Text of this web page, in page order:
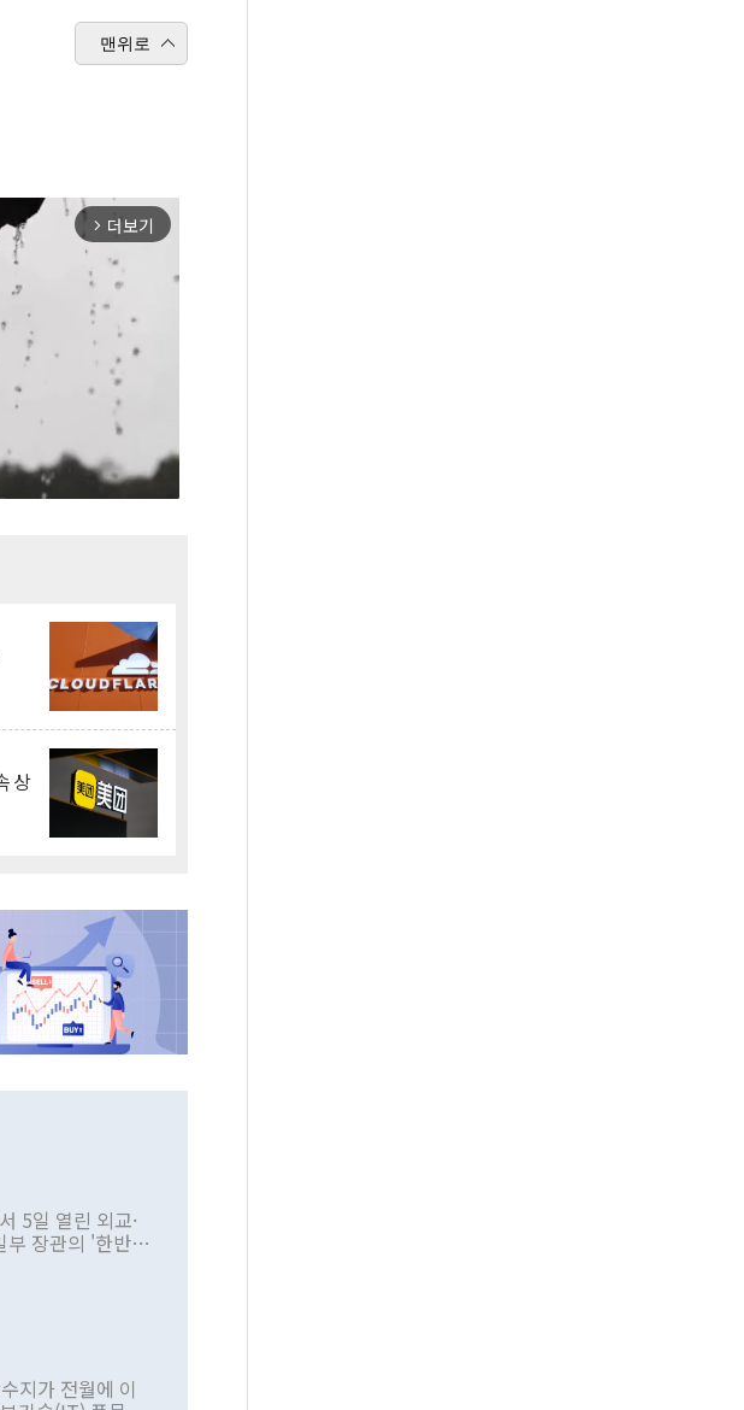
맨위로
arrow_forward_ios 더보기
상
5일 열린 외교·
부 장관의 '한반도
진하겠다고 공
. 그동안 정 장
만 대통령과 유
례적이다. 정 장
지가 전월에 이